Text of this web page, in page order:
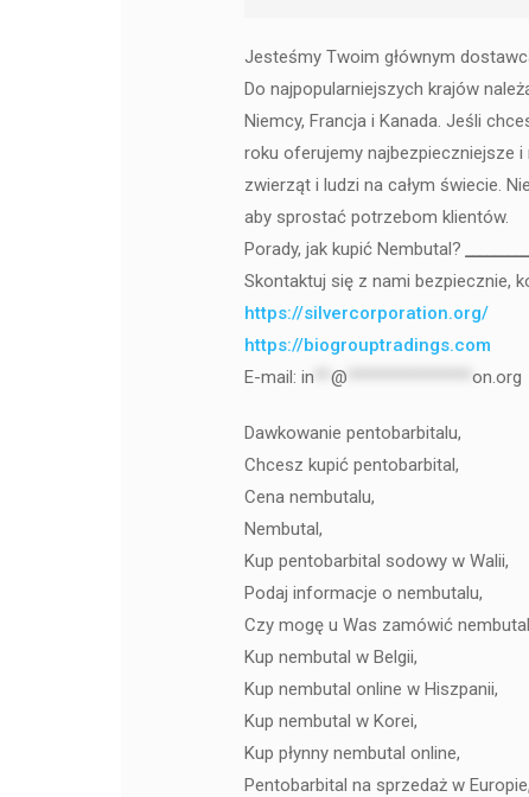
Jesteśmy Twoim głównym
Do najpopularniejszych krajów
Niemcy, Francja i Kanada. Jeśli
roku oferujemy najbezpieczniejsze i
zwierząt i ludzi na całym świecie.
aby sprostać potrzebom klientów.
Porady, jak kupić Nembutal?
Skontaktuj się z nami bezpiecznie,
https://silvercorporation.org/
https://biogrouptradings.com
E-mail:in **@ ***************on.org
Dawkowanie pentobarbitalu,
Chcesz kupić pentobarbital,
Cena nembutalu,
Nembutal,
Kup pentobarbital sodowy w Walii,
Podaj informacje o nembutalu,
Czy mogę u Was zamówić
Kup nembutal w Belgii,
Kup nembutal online w Hiszpanii,
Kup nembutal w Korei,
Kup płynny nembutal online,
Pentobarbital na sprzedaż w Europie,